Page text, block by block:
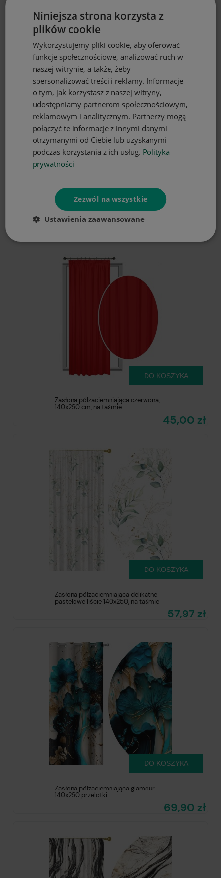
Zasłona półzaciemniająca czarna z
motywem liści 140x250 na taśmie
Zasłona półzaciemniająca czarna,
140x250 cm, na taśmie
Zasłona półzaciemniająca czerwona,
140x250 cm, na taśmie
45,00 zł
DO KOSZYKA
Zasłona półzaciemniająca delikatne
pastelowe liście 140x250, na taśmie
57,97 zł
DO KOSZYKA
Zasłona półzaciemniająca glamour
140x250 przelotki
69,90 zł
DO KOSZYKA
Niniejsza strona korzysta z
plików cookie
Wykorzystujemy pliki cookie, aby oferować
funkcje społecznościowe, analizować ruch w
naszej witrynie, a także, żeby
spersonalizować treści i reklamy. Informacje
o tym, jak korzystasz z naszej witryny,
udostępniamy partnerom społecznościowym,
reklamowym i analitycznym. Partnerzy mogą
połączyć te informacje z innymi danymi
otrzymanymi od Ciebie lub uzyskanymi
podczas korzystania z ich usług. Polityka
prywatności
Zezwól na wszystkie
Ustawienia zaawansowane